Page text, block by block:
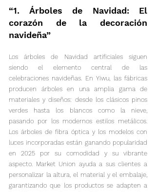
“1. Árboles de Navidad: El
corazón de la decoración
navideña”
Los árboles de Navidad artificiales siguen
siendo el elemento central de las
celebraciones navideñas. En Yiwu, las fábricas
producen árboles en una amplia gama de
materiales y diseños: desde los clásicos pinos
verdes hasta los blancos como la nieve,
pasando por los modernos estilos metálicos.
Los árboles de fibra óptica y los modelos con
luces incorporadas están ganando popularidad
en 2025 por su comodidad y su vibrante
aspecto. Market Union ayuda a sus clientes a
personalizar la altura, el material y el embalaje,
garantizando que los productos se adapten a